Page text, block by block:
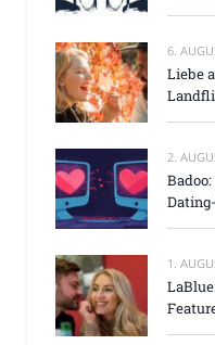
6.
Liebe
2.
1.